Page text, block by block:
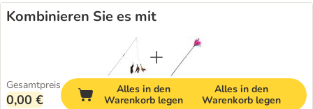
Kombinieren Sie es mit
Gesamtpreis
0,00 €
Alles in den
Warenkorb legen
Alles in den
Warenkorb legen